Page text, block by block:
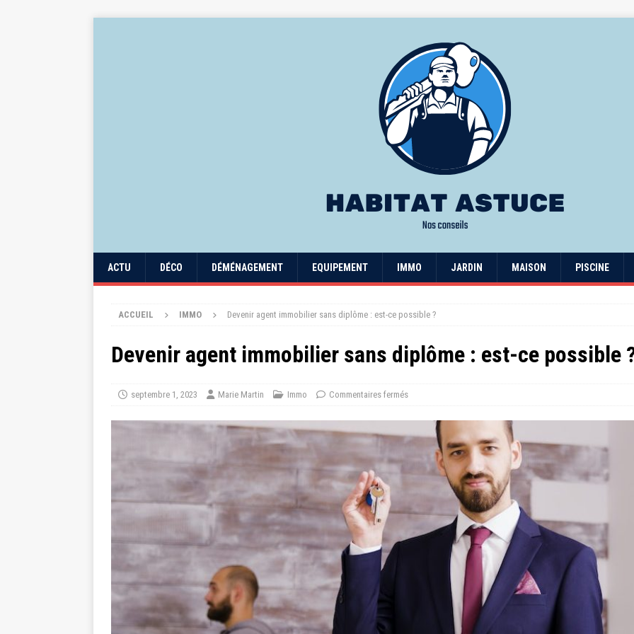
ACTU DÉCO DÉMÉNAGEMENT EQUIPEMENT IMMO JARDIN MAISON PISCINE
ACCUEIL IMMO Devenir agent immobilier sans diplôme : est-ce possible ?
Devenir agent immobilier sans diplôme : est-ce possible
septembre 1, 2023 Marie Martin Immo Commentaires fermés